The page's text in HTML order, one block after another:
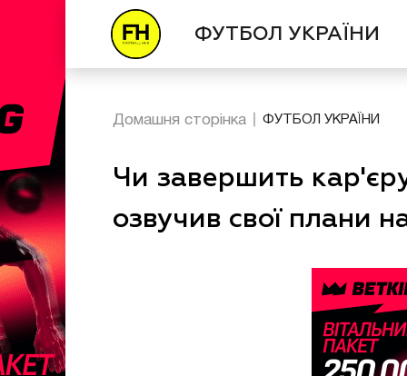
ФУТБОЛ УКРАЇНИ
Домашня сторінка ФУТБОЛ УКРАЇНИ
Чи завершить
озвучив свої плани